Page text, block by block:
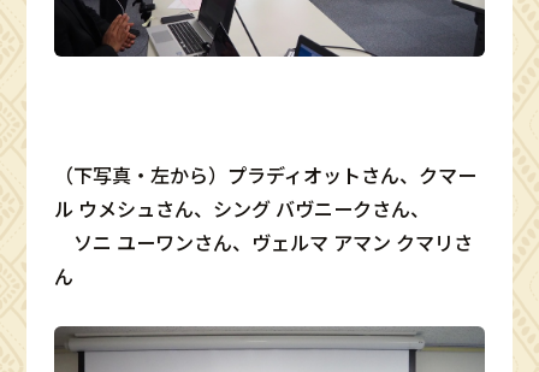
（下写真・左から）プラディオットさん、クマー
ル ウメシュさん、シング バヴニークさん、
ソニ ユーワンさん、ヴェルマ アマン クマリさ
ん